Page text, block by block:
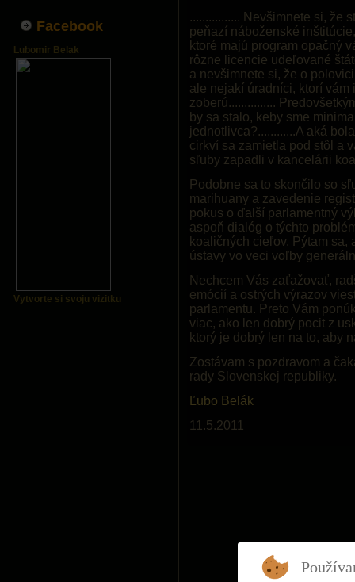
Facebook
Lubomir Belak
Vytvorte si svoju vizitku
................ Nevšimnete si, že
peňazí náboženské
ktoré majú program opačný
rôzne licencie udeľované
a nevšimnete si, že o
ale nejakí úradníci, ktorí
zoberú...............
by sa stalo, keby sme
jednotlivca?............A aká
cirkví sa zamietla pod stôl a
sľuby zapadli v kancelárii
Podobne sa to skončilo so
marihuany a zavedenie
pokus o ďalší parlamentný
aspoň dialóg o týchto
koaličných cieľov. Pýtam sa,
ústavy vo veci voľby
Nechcem Vás zaťažovať,
emócií a ostrých výrazov
parlamentu. Preto Vám
viac, ako len dobrý pocit z
ktorý je dobrý len na to, aby
Zostávam s pozdravom a
rady Slovenskej republiky.
Ľubo Belák
11.5.2011